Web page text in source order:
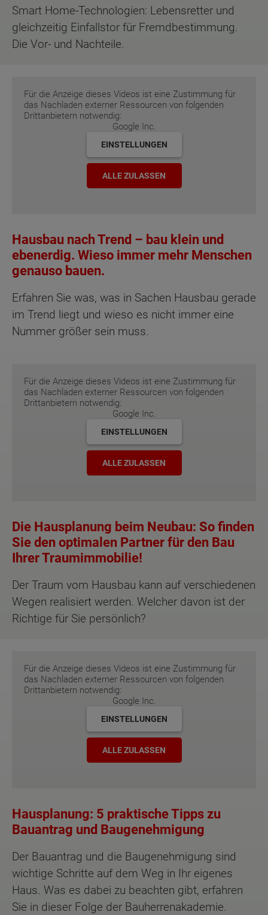
Smart Home-Technologien: Lebensretter und
gleichzeitig Einfallstor für Fremdbestimmung.
Die Vor- und Nachteile.
Für die Anzeige dieses Videos ist eine Zustimmung für
das Nachladen externer Ressourcen von folgenden
Drittanbietern notwendig:
Google Inc.
EINSTELLUNGEN
ALLE ZULASSEN
Hausbau nach Trend – bau klein und
ebenerdig. Wieso immer mehr Menschen
genauso bauen.
Erfahren Sie was, was in Sachen Hausbau gerade
im Trend liegt und wieso es nicht immer eine
Nummer größer sein muss.
Für die Anzeige dieses Videos ist eine Zustimmung für
das Nachladen externer Ressourcen von folgenden
Drittanbietern notwendig:
Google Inc.
EINSTELLUNGEN
ALLE ZULASSEN
Die Hausplanung beim Neubau: So finden
Sie den optimalen Partner für den Bau
Ihrer Traumimmobilie!
Der Traum vom Hausbau kann auf verschiedenen
Wegen realisiert werden. Welcher davon ist der
Richtige für Sie persönlich?
Für die Anzeige dieses Videos ist eine Zustimmung für
das Nachladen externer Ressourcen von folgenden
Drittanbietern notwendig:
Google Inc.
EINSTELLUNGEN
ALLE ZULASSEN
Hausplanung: 5 praktische Tipps zu
Bauantrag und Baugenehmigung
Der Bauantrag und die Baugenehmigung sind
wichtige Schritte auf dem Weg in Ihr eigenes
Haus. Was es dabei zu beachten gibt, erfahren
Sie in dieser Folge der Bauherrenakademie.